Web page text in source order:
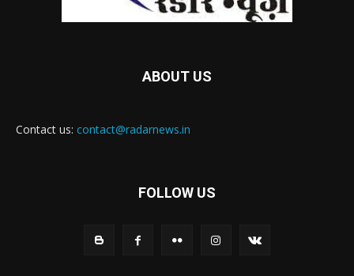
ABOUT US
Contact us: contact@radarnews.in
FOLLOW US